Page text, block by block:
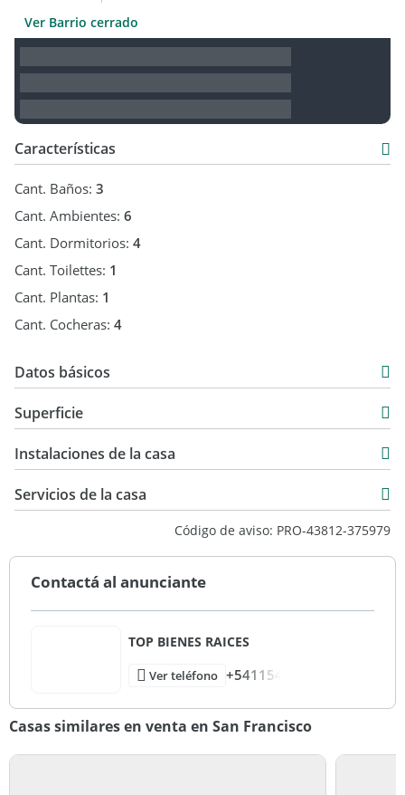
Ver Barrio cerrado
Características
Cant. Baños: 3
Cant. Ambientes: 6
Cant. Dormitorios: 4
Cant. Toilettes: 1
Cant. Plantas: 1
Cant. Cocheras: 4
Datos básicos
Venta
USD 345.000
Superficie
700 m2
165 m2
Instalaciones de la casa
Servicios de la casa
Código de aviso: PRO-43812-375979
Contactá al anunciante
TOP BIENES RAICES
Ver teléfono +541154
Casas similares en venta en San Francisco